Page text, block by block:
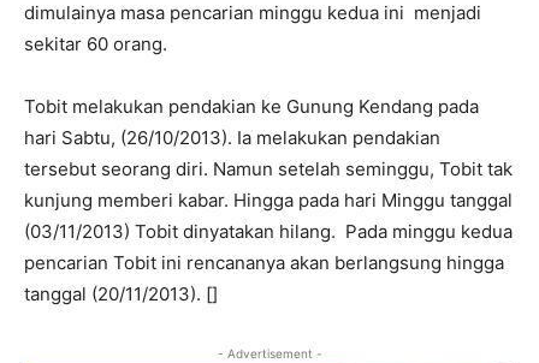
dimulainya masa pencarian minggu kedua ini menjadi
sekitar 60 orang.
Tobit melakukan pendakian ke Gunung Kendang pada
hari Sabtu, (26/10/2013). Ia melakukan pendakian
tersebut seorang diri. Namun setelah seminggu, Tobit tak
kunjung memberi kabar. Hingga pada hari Minggu tanggal
(03/11/2013) Tobit dinyatakan hilang. Pada minggu kedua
pencarian Tobit ini rencananya akan berlangsung hingga
tanggal (20/11/2013). []
- Advertisement -